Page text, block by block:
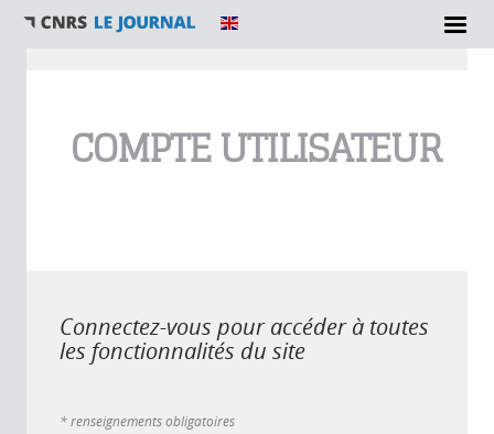
COMPTE UTILISATEUR
Connectez-vous pour accéder à toutes
les fonctionnalités du site
* renseignements obligatoires